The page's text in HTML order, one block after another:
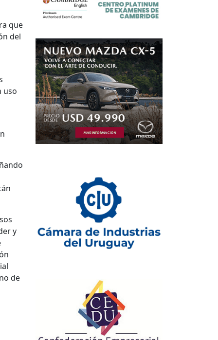
que
del
uso
y
de